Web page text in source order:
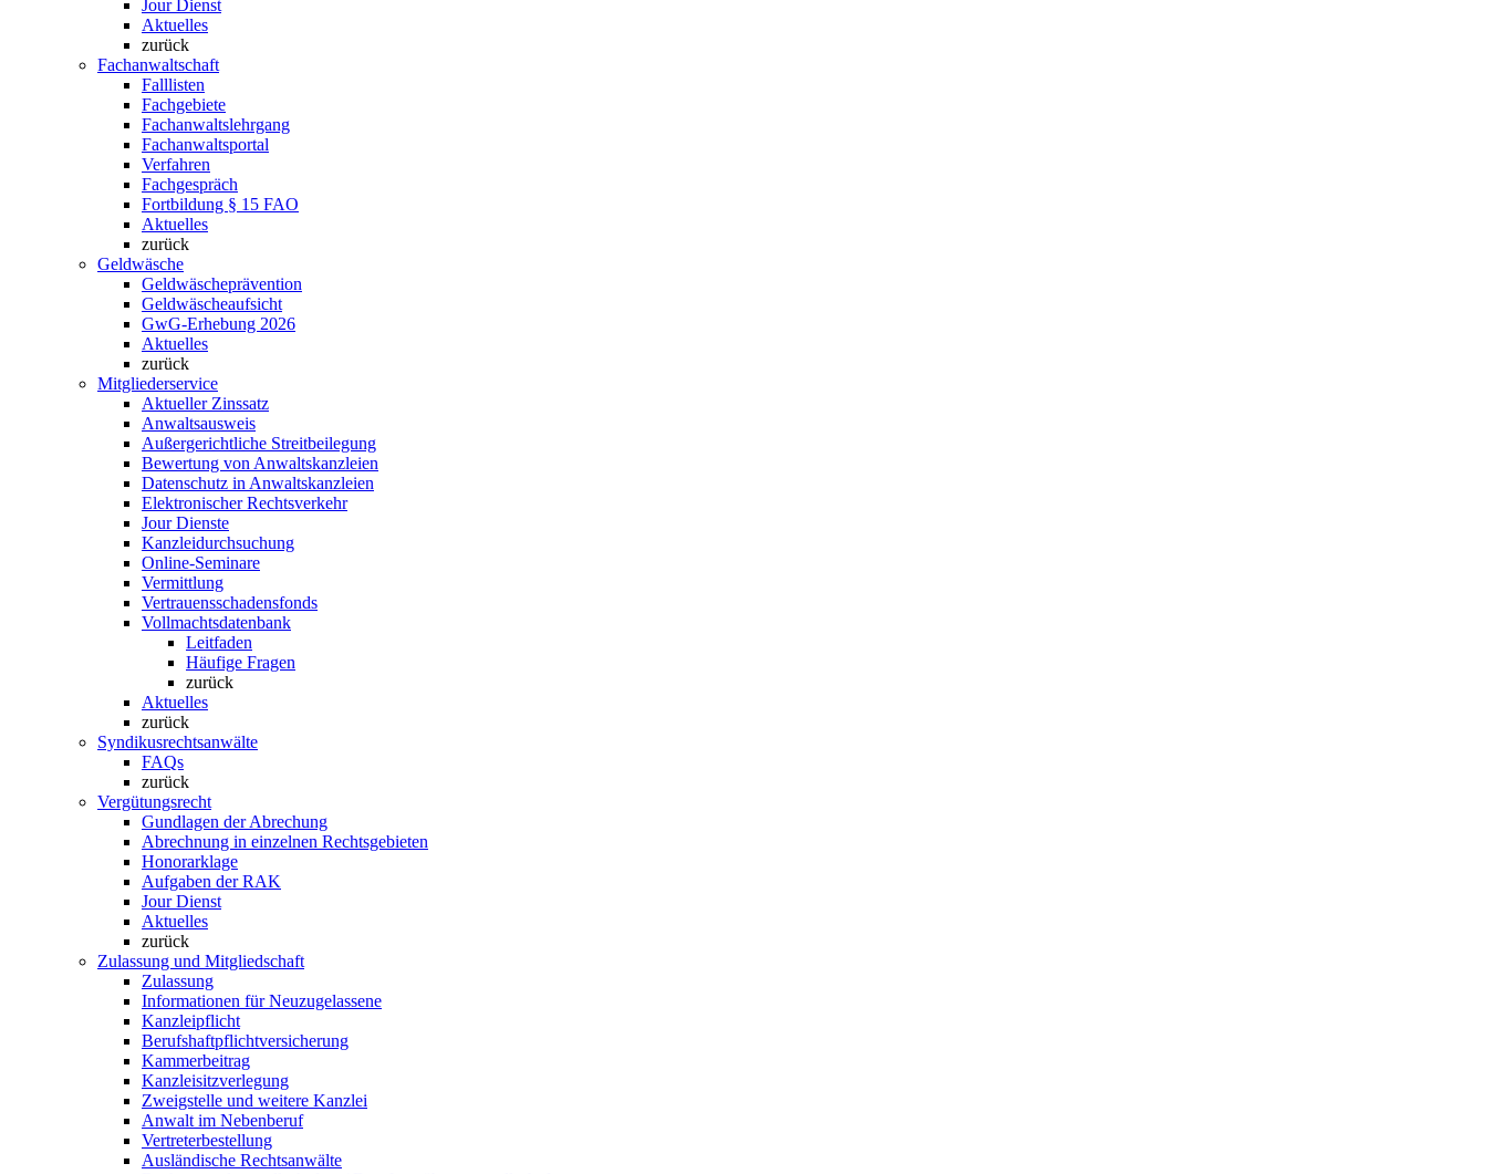
Jour Dienst
Aktuelles
zurück
Fachanwaltschaft
Falllisten
Fachgebiete
Fachanwaltslehrgang
Fachanwaltsportal
Verfahren
Fachgespräch
Fortbildung § 15 FAO
Aktuelles
zurück
Geldwäsche
Geldwäscheprävention
Geldwäscheaufsicht
GwG-Erhebung 2026
Aktuelles
zurück
Mitgliederservice
Aktueller Zinssatz
Anwaltsausweis
Außergerichtliche Streitbeilegung
Bewertung von Anwaltskanzleien
Datenschutz in Anwaltskanzleien
Elektronischer Rechtsverkehr
Jour Dienste
Kanzleidurchsuchung
Online-Seminare
Vermittlung
Vertrauensschadensfonds
Vollmachtsdatenbank
Leitfaden
Häufige Fragen
zurück
Aktuelles
zurück
Syndikusrechtsanwälte
FAQs
zurück
Vergütungsrecht
Gundlagen der Abrechung
Abrechnung in einzelnen Rechtsgebieten
Honorarklage
Aufgaben der RAK
Jour Dienst
Aktuelles
zurück
Zulassung und Mitgliedschaft
Zulassung
Informationen für Neuzugelassene
Kanzleipflicht
Berufshaftpflichtversicherung
Kammerbeitrag
Kanzleisitzverlegung
Zweigstelle und weitere Kanzlei
Anwalt im Nebenberuf
Vertreterbestellung
Ausländische Rechtsanwälte